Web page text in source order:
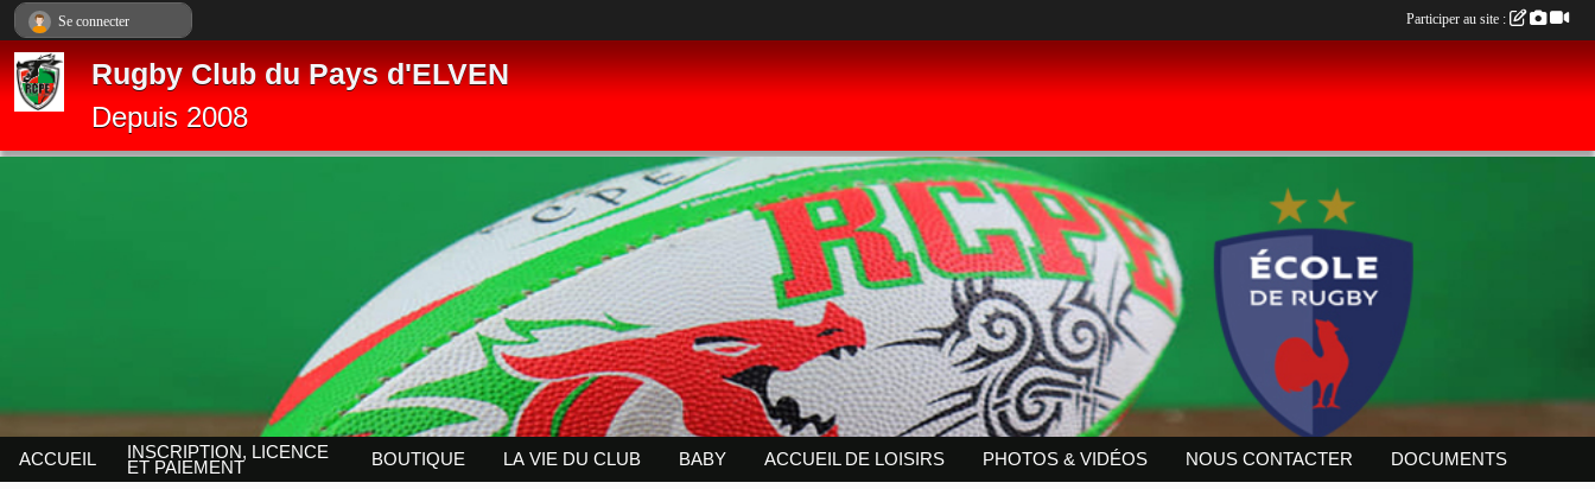
Rugby Club du Pays d'ELVEN
Depuis 2008
ACCUEIL INSCRIPTION, LICENCE
ET PAIEMENT BOUTIQUE LA VIE DU CLUB BABY ACCUEIL DE LOISIRS PHOTOS & VIDÉOS NOUS CONTACTER DOCUMENTS
Se connecter Participer au site :
Panneau de gestion des cookies